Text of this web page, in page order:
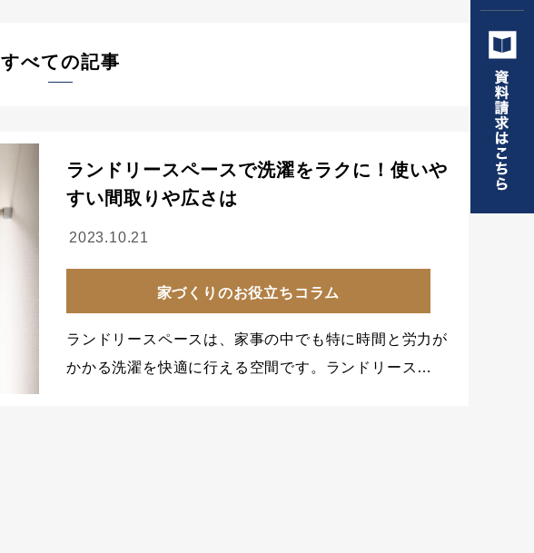
すべての記事
ランドリースペースで洗濯をラクに！使いや
すい間取りや広さは
2023.10.21
家づくりのお役立ちコラム
ランドリースペースは、家事の中でも特に時間と労力が
かかる洗濯を快適に行える空間です。ランドリース…